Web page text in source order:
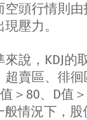
空頭行情則
現壓力。
說， KDJ的
賣區、徘徊
值＞ 80、 D值＞
般情況下，